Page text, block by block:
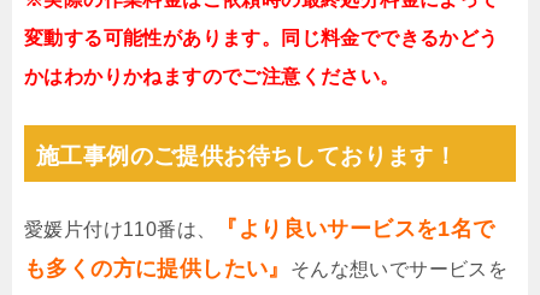
変動する可能性があります。同じ料金でできるかどう
かはわかりかねますのでご注意ください。
施工事例のご提供お待ちしております！
愛媛片付け110番は、
『より良いサービスを1名で
も多くの方に提供したい』
そんな想いでサービスを